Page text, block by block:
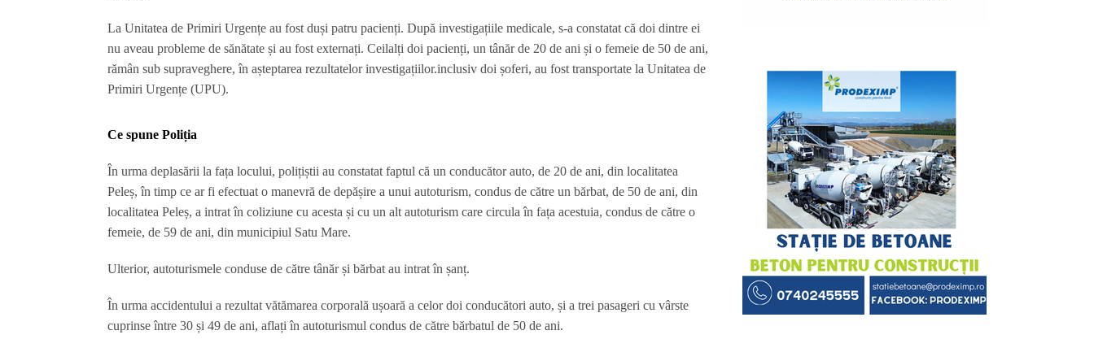
La Unitatea de Primiri Urgențe au fost duși patru pacienți. După investigațiile medicale, s-a constatat că doi dintre ei
nu aveau probleme de sănătate și au fost externați. Ceilalți doi pacienți, un tânăr de 20 de ani și o femeie de 50 de ani,
rămân sub supraveghere, în așteptarea rezultatelor investigațiilor.inclusiv doi șoferi, au fost transportate la Unitatea de
Primiri Urgențe (UPU).
Ce spune Poliția
În urma deplasării la fața locului, polițiștii au constatat faptul că un conducător auto, de 20 de ani, din localitatea
Peleș, în timp ce ar fi efectuat o manevră de depășire a unui autoturism, condus de către un bărbat, de 50 de ani, din
localitatea Peleș, a intrat în coliziune cu acesta și cu un alt autoturism care circula în fața acestuia, condus de către o
femeie, de 59 de ani, din municipiul Satu Mare.
Ulterior, autoturismele conduse de către tânăr și bărbat au intrat în șanț.
În urma accidentului a rezultat vătămarea corporală ușoară a celor doi conducători auto, și a trei pasageri cu vârste
cuprinse între 30 și 49 de ani, aflați în autoturismul condus de către bărbatul de 50 de ani.